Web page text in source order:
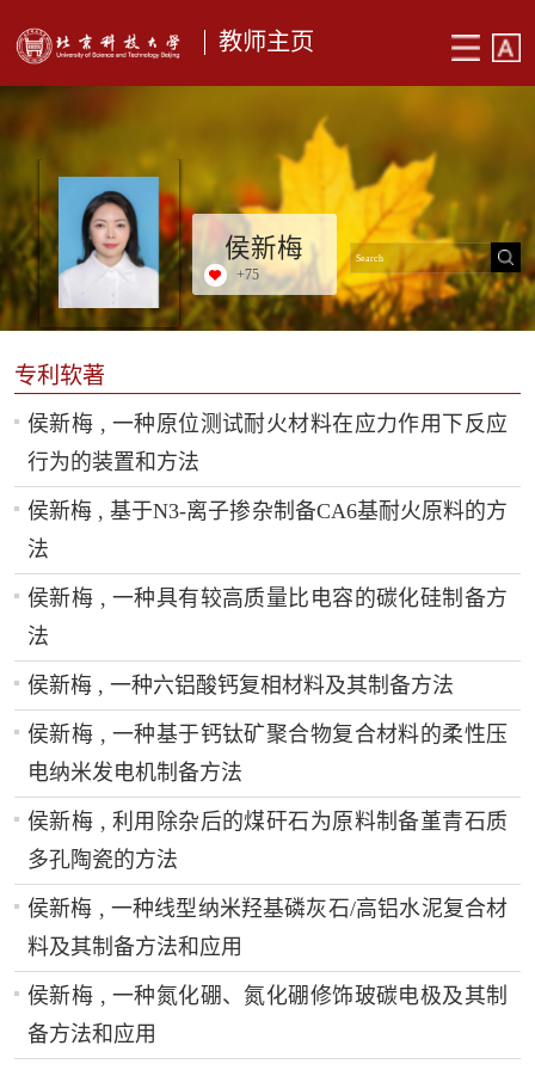
教师主页
侯新梅
+75
专利软著
侯新梅 , 一种原位测试耐火材料在应力作用下反应
行为的装置和方法
侯新梅 , 基于N3-离子掺杂制备CA6基耐火原料的方
法
侯新梅 , 一种具有较高质量比电容的碳化硅制备方
法
侯新梅 , 一种六铝酸钙复相材料及其制备方法
侯新梅 , 一种基于钙钛矿聚合物复合材料的柔性压
电纳米发电机制备方法
侯新梅 , 利用除杂后的煤矸石为原料制备堇青石质
多孔陶瓷的方法
侯新梅 , 一种线型纳米羟基磷灰石/高铝水泥复合材
料及其制备方法和应用
侯新梅 , 一种氮化硼、氮化硼修饰玻碳电极及其制
备方法和应用